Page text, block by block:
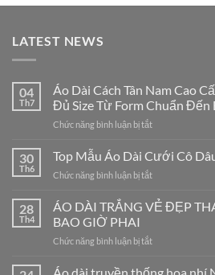
790,000₫.là:
LATEST NEWS
04
Th7
Áo Dài Cách Tân Nam Cao
Đủ Size Từ Form Chuẩn Đến
Chức năng bình luận bị tắtở
Dài
Tân
Cao
Đa
30
Th6
Top Mẫu Áo Dài Cưới Cô
Chức năng bình luận bị tắtở
Mẫu
Cưới
Dâu
28
Th4
ÁO DÀI TRẮNG VẺ ĐẸP
BAO GIỜ PHAI
Chức năng bình luận bị tắtở